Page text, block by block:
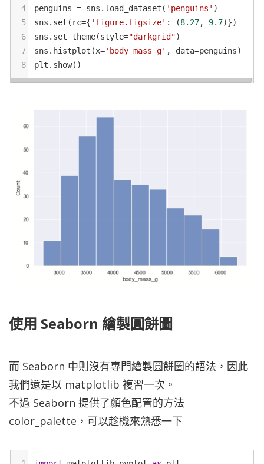
4
penguins = sns . load_dataset ( 'penguins' )
5
sns . set ( rc={ 'figure.figsize' : (8.27, 9.7)})
6
sns . set_theme(style="darkgrid")
7
sns . histplot (x='body_mass_g' , data=penguins)
8
plt . show()
使用 Seaborn 繪製圓餅圖
而 Seaborn 中則沒有專門繪製圓餅圖的語法，因此
我們還是以 matplotlib 複習一次。
不過 Seaborn 提供了顏色配置的方法
color_palette，可以趁機來熟悉一下